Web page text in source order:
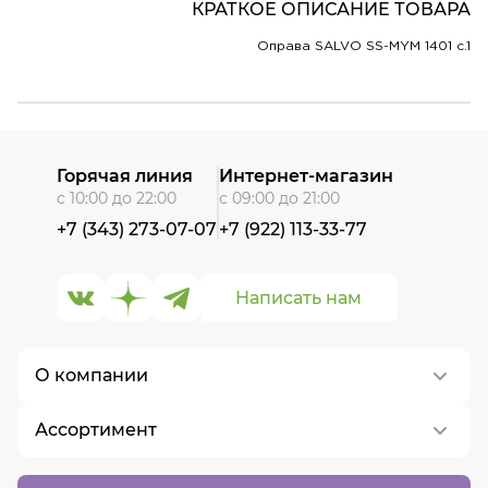
КРАТКОЕ ОПИСАНИЕ ТОВАРА
Оправа SALVO SS-MYM 1401 c.1
О компании
О нас
Контакты
Ассортимент
Написать нам
Горячая линия
с 10:00 до 22:00
+7 (343) 273-07-07
Интернет-магазин
с 09:00 до 21:00
+7 (922) 113-33-77